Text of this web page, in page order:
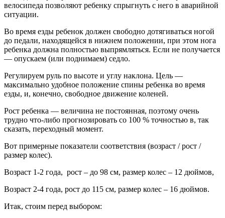
велосипеда позволяют ребенку спрыгнуть с него в аварийной
ситуации.
Во время езды ребенок должен свободно дотягиваться ногой
до педали, находящейся в нижнем положении, при этом нога
ребенка должна полностью выпрямляться. Если не получается
— опускаем (или поднимаем) седло.
Регулируем руль по высоте и углу наклона. Цель —
максимально удобное положение спины ребенка во время
езды, и, конечно, свободное движение коленей.
Рост ребенка — величина не постоянная, поэтому очень
трудно что-либо прогнозировать со 100 % точностью в, так
сказать, переходный момент.
Вот примерные показатели соответствия (возраст / рост /
размер колес).
Возраст 1-2 года, рост – до 98 см, размер колес – 12 дюймов,
Возраст 2-4 года, рост до 115 см, размер колес – 16 дюймов.
Итак, стоим перед выбором: